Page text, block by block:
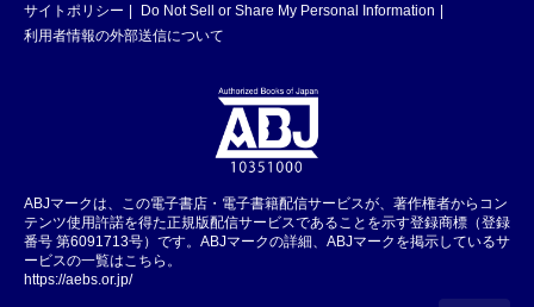
サイトポリシー
Do Not Sell or Share My Personal Information
利用者情報の外部送信について
ABJマークは、この電子書店・電子書籍配信サービスが、著作権者からコン
テンツ使用許諾を得た正規版配信サービスであることを示す登録商標（登録
番号 第6091713号）です。ABJマークの詳細、ABJマークを掲示しているサ
ービスの一覧はこちら。
https://aebs.or.jp/